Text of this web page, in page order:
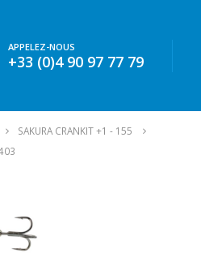
APPELEZ-NOUS
+33 (0)4 90 97 77 79
SAKURA CRANKIT +1 - 155